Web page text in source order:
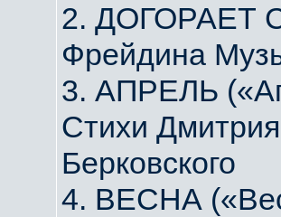
2. ДОГОРАЕТ
Фрейдина
3. АПРЕЛЬ
Стихи
Берковского
4. ВЕСНА